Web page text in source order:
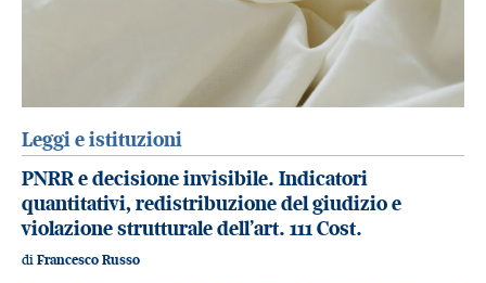
Leggi e istituzioni
PNRR e decisione invisibile. Indicatori
quantitativi, redistribuzione del giudizio e
violazione strutturale dell’art. 111 Cost.
di Francesco Russo